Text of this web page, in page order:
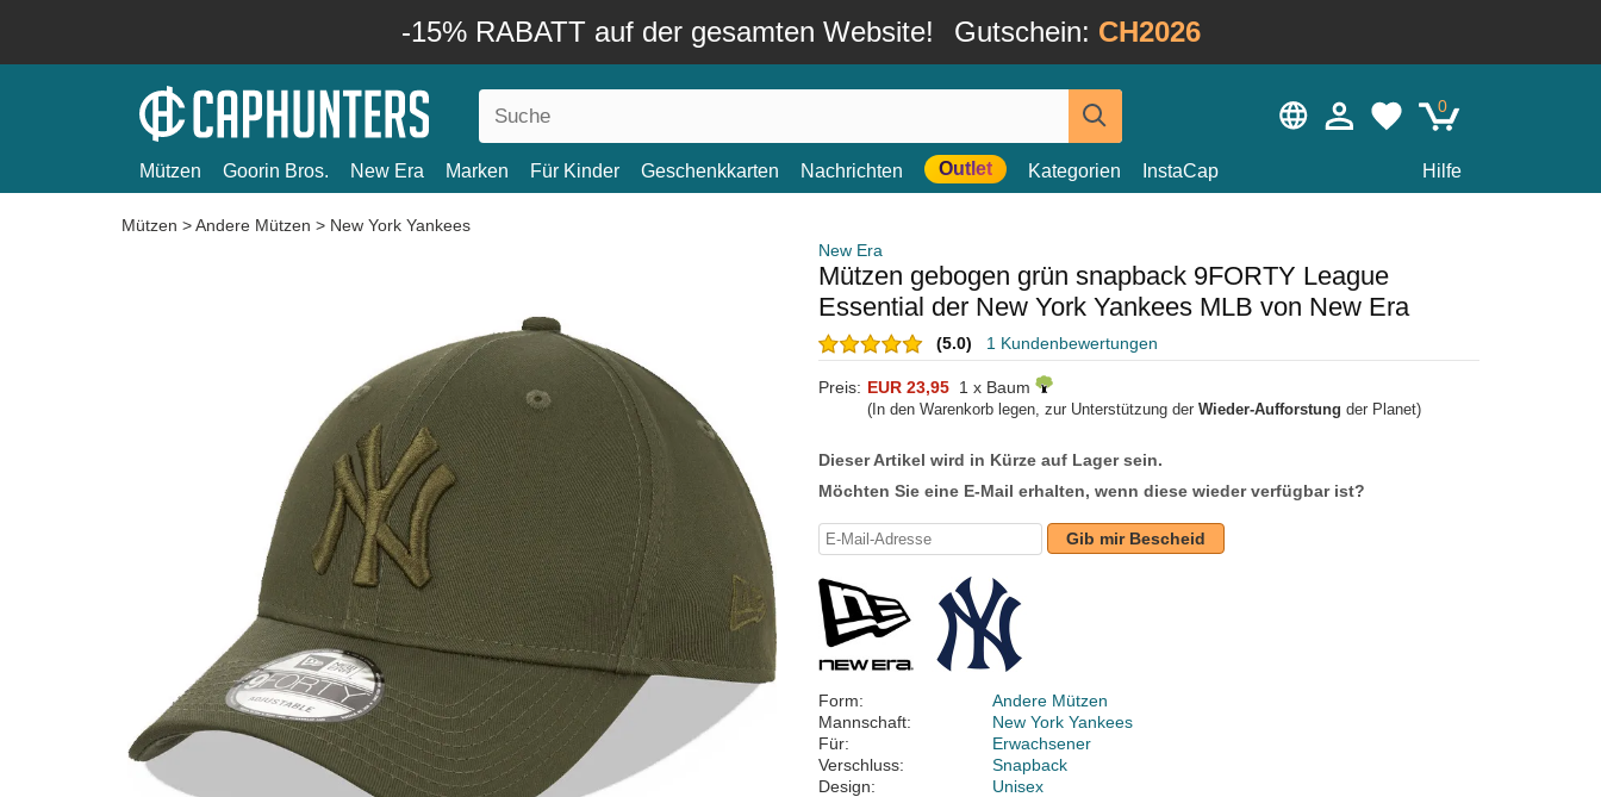
-15% RABATT auf der gesamten Website! Gutschein: CH2026
0
Mützen Goorin Bros. New Era Marken Für Kinder Geschenkkarten Nachrichten Outlet Kategorien InstaCap Hilfe
Mützen >Andere Mützen > New York Yankees
New Era
Mützen gebogen grün snapback 9FORTY League
Essential der New York Yankees MLB von New Era
(5.0) 1 Kundenbewertungen
Preis: EUR 23,95 1 x Baum
(In den Warenkorb legen, zur Unterstützung der Wieder-Aufforstung der Planet)
Dieser Artikel wird in Kürze auf Lager sein.
Möchten Sie eine E-Mail erhalten, wenn diese wieder verfügbar ist?
Gib mir Bescheid
Form:
Andere Mützen
Mannschaft:
New York Yankees
Für:
Erwachsener
Verschluss:
Snapback
Design:
Unisex